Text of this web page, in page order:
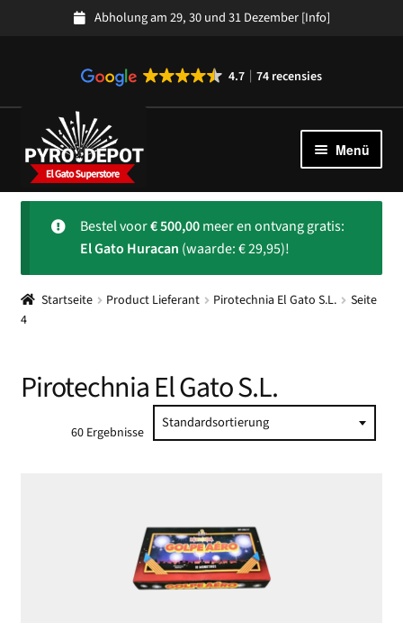
Abholung am 29, 30 und 31 Dezember[Info]
4.7 74 recensies
Navigation
springen
Inhalt
springen
Menü
Kollektion
Spanisches Feuerwerk
Uber ons
Bestel voor€500,00meer en ontvang gratis:
El Gato Huracan (waarde: € 29,95)!
Startseite Product Lieferant Pirotechnia El Gato S.L.
Seite
4
Pirotechnia El Gato S.L.
60 Ergebnisse
Standardsortierung